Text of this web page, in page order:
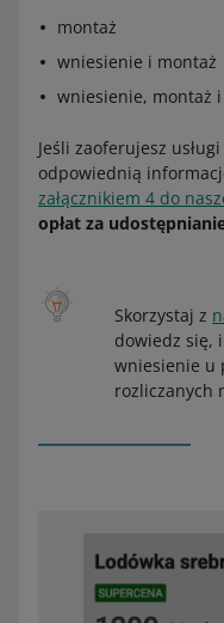
montaż
wniesienie i montaż
wniesienie, montaż
Jeśli zaoferujesz
odpowiednią
załącznikiem 4 do
opłat za
Skorzystaj z
dowiedz się,
wniesienie u
rozliczanych